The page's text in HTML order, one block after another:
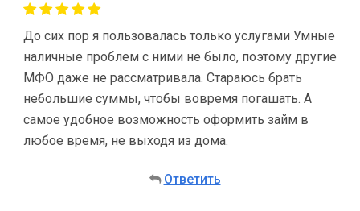
До сих пор я пользовалась только услугами Умные
наличные проблем с ними не было, поэтому другие
МФО даже не рассматривала. Стараюсь брать
небольшие суммы, чтобы вовремя погашать. А
самое удобное возможность оформить займ в
любое время, не выходя из дома.
Ответить